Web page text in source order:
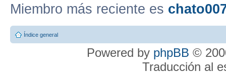
Miembro más reciente es
Índice general
Powered by phpBB ©
Traducción al